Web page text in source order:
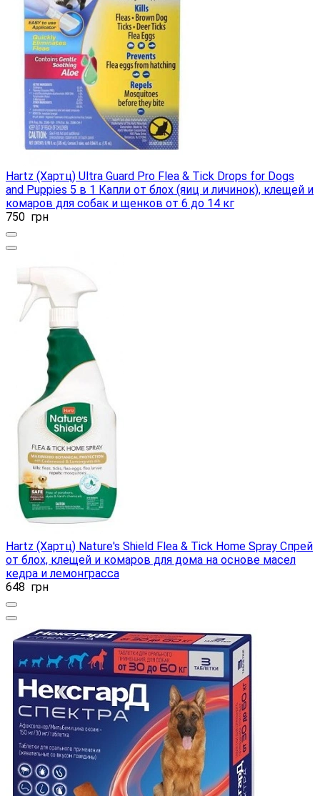
Hartz (Хартц) Ultra Guard Pro Flea & Tick Drops for Dogs
and Puppies 5 в 1 Капли от блох (яиц и личинок), клещей и
комаров для собак и щенков от 6 до 14 кг
750 грн
Hartz (Хартц) Nature's Shield Flea & Tick Home Spray Спрей
от блох, клещей и комаров для дома на основе масел
кедра и лемонграсса
648 грн